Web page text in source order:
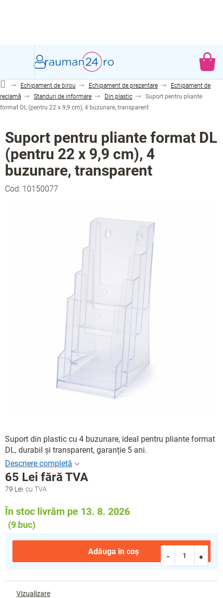
DE
Echipament de birou Echipament de prezentare
Echipament de
reclamă
Standuri de informare Din plastic
Suport pentru pliante
format DL (pentru 22 x 9,9 cm), 4 buzunare, transparent
Suport pentru pliante format DL
(pentru 22 x 9,9 cm), 4
buzunare, transparent
Cod: 10150077
Suport din plastic cu 4 buzunare, ideal pentru pliante format
DL, durabil și transparent, garanție 5 ani.
79 Lei
65 Lei fără TVA
Evaluare
În stoc livrăm pe 13. 8. 2026
(9 buc)
Adăuga în coş
Vizualizare